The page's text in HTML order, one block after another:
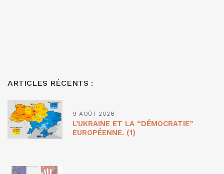
ARTICLES RÉCENTS :
9 AOÛT 2026
L’UKRAINE ET LA “DÉMOCRATIE”
EUROPÉENNE. (1)